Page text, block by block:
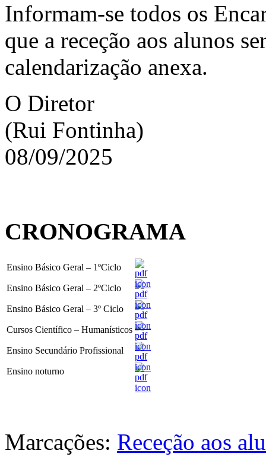
Informam-se todos os
que a receção aos alunos
calendarização anexa.
O Diretor
(Rui Fontinha)
08/09/2025
CRONOGRAMA
Ensino Básico Geral – 1ºCiclo
Ensino Básico Geral – 2ºCiclo
Ensino Básico Geral – 3º Ciclo
Cursos Científico – Humanísticos
Ensino Secundário Profissional
Ensino noturno
Marcações: Receção aos